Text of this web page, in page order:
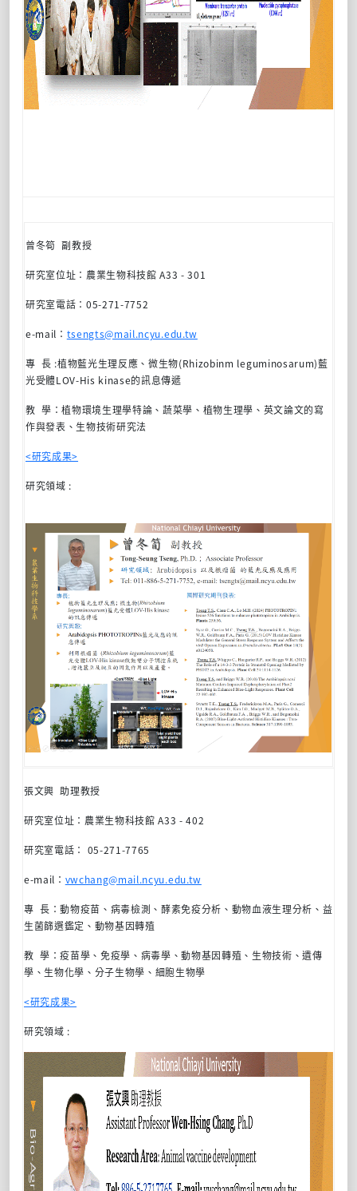
曾冬筍 副教授
研究室位址： 農業生物科技館 A33 - 301
研究室電話：05-271-7752
e-mail ： tsengts@mail.ncyu.edu.tw
專 長 :植物藍光生理反應、微生物(Rhizobinm leguminosarum)藍
光受體LOV-His kinase的訊息傳遞
教 學：植物環境生理學特論、蔬菜學、植物生理學、英文論文的寫
作與發表、生物技術研究法
<研究成果>
研究領域 :
張文興 助理教授
研究室位址： 農業生物科技館 A33 - 402
研究室電話： 05-271-7765
e-mail ： vwchang@mail.ncyu.edu.tw
專 長：動物疫苗、病毒檢測、酵素免疫分析、動物血液生理分析、益
生菌篩選鑑定、動物基因轉殖
教 學：疫苗學、免疫學、病毒學、動物基因轉殖、生物技術、遺傳
學、生物化學、分子生物學、細胞生物學
<研究成果>
研究領域 :